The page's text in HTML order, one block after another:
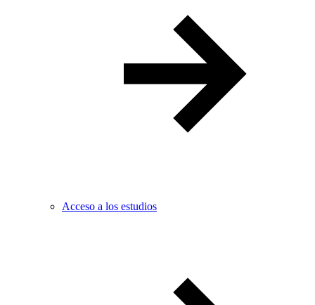
Acceso a los estudios